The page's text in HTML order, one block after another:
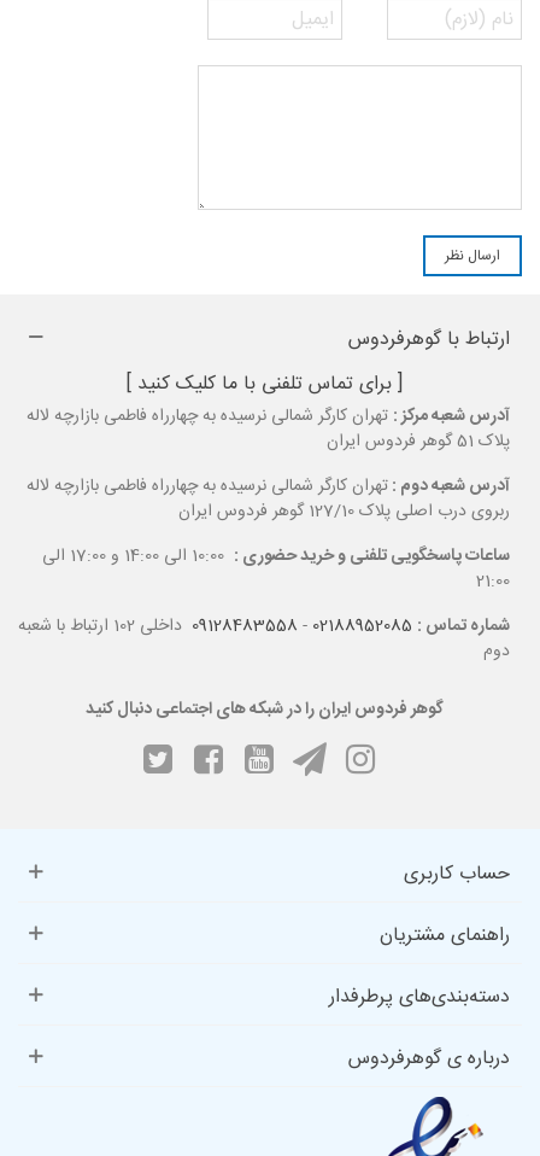
ارتباط با گوهرفردوس
[ برای تماس تلفنی با ما کلیک کنید ]
آدرس شعبه مرکز : تهران کارگر شمالی نرسیده به چهارراه فاطمی بازارچه لاله
پلاک 51 گوهر فردوس ایران
آدرس شعبه دوم :تهران کارگر شمالی نرسیده به چهارراه فاطمی بازارچه لاله
ربروی درب اصلی پلاک 127/10 گوهر فردوس ایران
ساعات پاسخگویی تلفنی و خرید حضوری :
10:00 الی 14:00 و 17:00 الی
21:00
شماره تماس : 02188952085
-
09128483558
داخلی 102 ارتباط با شعبه
دوم
گوهر فردوس ایران را در شبکه های اجتماعی دنبال کنید
حساب کاربری
راهنمای مشتریان
دسته‌بندی‌های پرطرفدار
درباره ی گوهرفردوس